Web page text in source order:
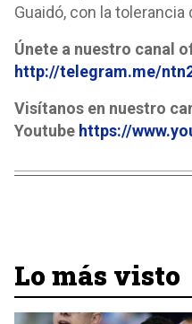
Guaidó, con la tolerancia
Únete a nuestro canal
http://telegram.me/
Visítanos en nuestro
Youtube https://
Lo más visto